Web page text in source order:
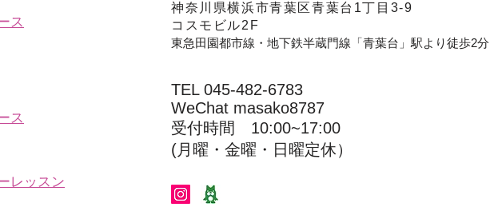
ス
ス
レッスン
神奈川県横浜市青葉区青葉台1丁目3-9
コスモビル2F
東急田園都市線・地下鉄半蔵門線「青葉台」駅より徒歩2分
TEL 045-482-6783
WeChat masako8787
受付時間 10:00~17:00​​​
(​月曜・金曜・日曜定休）